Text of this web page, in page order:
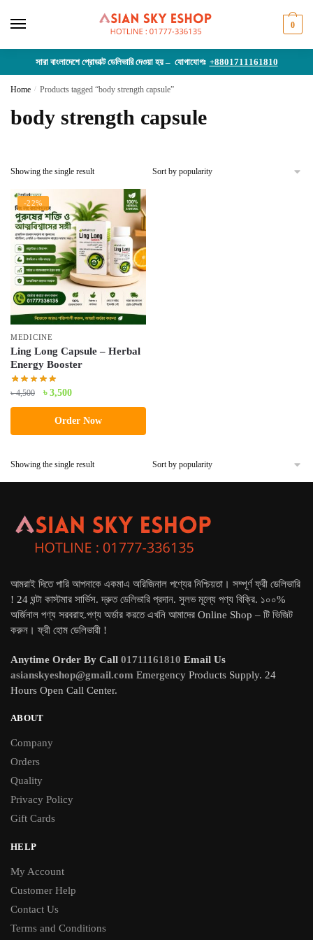
0
সারা বাংলাদেশে প্রোডাক্ট ডেলিভারি দেওয়া হয় – যোগাযোগঃ +8801711161810
Home / Products tagged “body strength capsule”
body strength capsule
Showing the single result
-22%
MEDICINE
Ling Long Capsule – Herbal
Energy Booster
৳4,500
Original
price
was:
৳ 4,500.
৳ 3,500Current
price
is:
৳ 3,500.
Order Now
Showing the single result
আমরাই দিতে পারি আপনাকে একমাএ অরিজিনাল পণ্যের নিশ্চিয়তা। সম্পূর্ণ ফ্রী ডেলিভারি
! 24 ঘন্টা কাস্টমার সার্ভিস. দ্রুত ডেলিভারি প্রদান. সুলভ মূল্যে পণ্য বিক্রি. ১০০%
অর্জিনাল পণ্য সরবরাহ.পণ্য অর্ডার করতে এখনি আমাদের Online Shop – টি ভিজিট
করুন। ফ্রী হোম ডেলিভারী !
Anytime Order By Call 01711161810 Email Us
asianskyeshop@gmail.com Emergency Products Supply. 24
Hours Open Call Center.
ABOUT
Company
Orders
Quality
Privacy Policy
Gift Cards
HELP
My Account
Customer Help
Contact Us
Terms and Conditions